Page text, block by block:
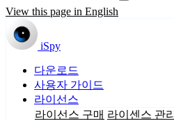
View this page in English
iSpy
다운로드
사용자 가이드
라이선스
라이선스 구매 라이센스 관리